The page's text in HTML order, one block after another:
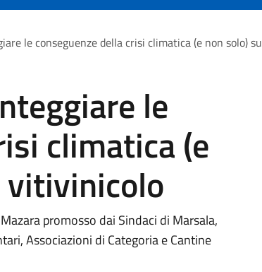
le conseguenze della crisi climatica (e non solo)
le
climatica (e
vitivinicolo
promosso dai Sindaci di Marsala,
Associazioni di Categoria e Cantine